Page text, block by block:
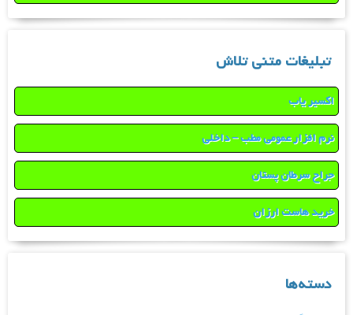
تبلیغات متنی تلاش
اکسیر یاب
نرم افزار عمومی مطب – داخلی
جراح سرطان پستان
خرید هاست ارزان
دسته‌ها